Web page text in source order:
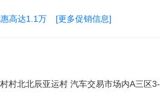
高达1.1万
[更多促销信息]
村北北辰亚运村 汽车交易市场内A三区3-